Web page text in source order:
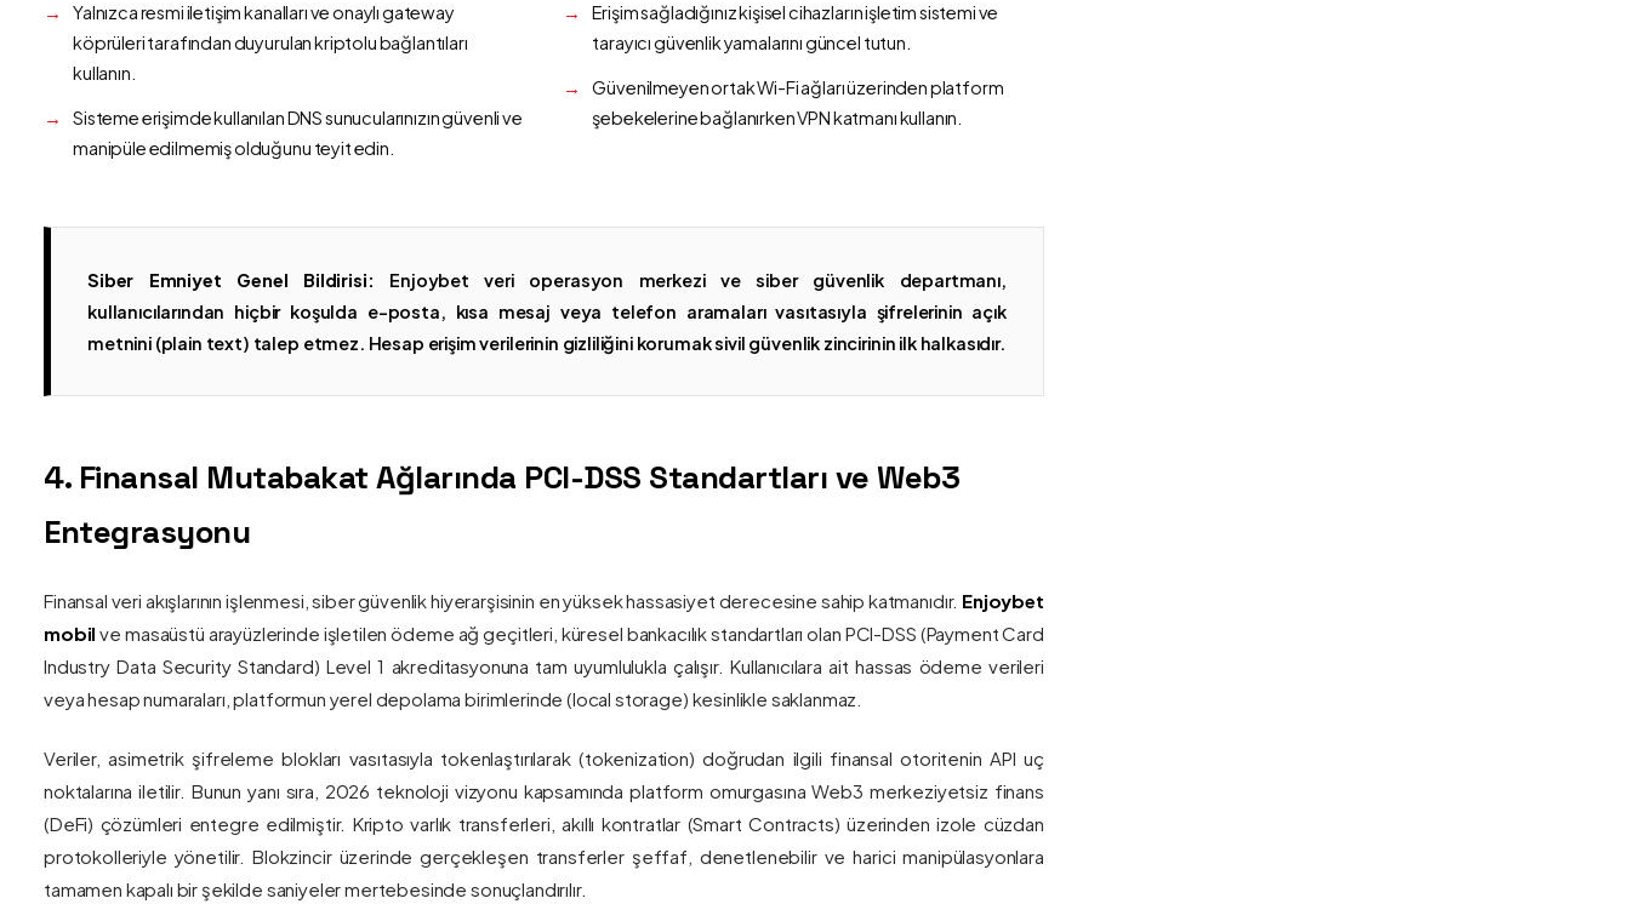
Yalnızca resmi iletişim kanalları ve onaylı gateway
köprüleri tarafından duyurulan kriptolu bağlantıları
kullanın.
Sisteme erişimde kullanılan DNS sunucularınızın güvenli ve
manipüle edilmemiş olduğunu teyit edin.
Erişim sağladığınız kişisel cihazların işletim sistemi ve
tarayıcı güvenlik yamalarını güncel tutun.
Güvenilmeyen ortak Wi-Fi ağları üzerinden platform
şebekelerine bağlanırken VPN katmanı kullanın.
Siber Emniyet Genel Bildirisi: Enjoybet veri operasyon merkezi ve siber güvenlik departmanı,
kullanıcılarından hiçbir koşulda e-posta, kısa mesaj veya telefon aramaları vasıtasıyla şifrelerinin açık
metnini (plain text) talep etmez. Hesap erişim verilerinin gizliliğini korumak sivil güvenlik zincirinin ilk halkasıdır.
4. Finansal Mutabakat Ağlarında PCI-DSS Standartları ve Web3
Entegrasyonu
Finansal veri akışlarının işlenmesi, siber güvenlik hiyerarşisinin en yüksek hassasiyet derecesine sahip katmanıdır. Enjoybet
mobil ve masaüstü arayüzlerinde işletilen ödeme ağ geçitleri, küresel bankacılık standartları olan PCI-DSS (Payment Card
Industry Data Security Standard) Level 1 akreditasyonuna tam uyumlulukla çalışır. Kullanıcılara ait hassas ödeme verileri
veya hesap numaraları, platformun yerel depolama birimlerinde (local storage) kesinlikle saklanmaz.
Veriler, asimetrik şifreleme blokları vasıtasıyla tokenlaştırılarak (tokenization) doğrudan ilgili finansal otoritenin API uç
noktalarına iletilir. Bunun yanı sıra, 2026 teknoloji vizyonu kapsamında platform omurgasına Web3 merkeziyetsiz finans
(DeFi) çözümleri entegre edilmiştir. Kripto varlık transferleri, akıllı kontratlar (Smart Contracts) üzerinden izole cüzdan
protokolleriyle yönetilir. Blokzincir üzerinde gerçekleşen transferler şeffaf, denetlenebilir ve harici manipülasyonlara
tamamen kapalı bir şekilde saniyeler mertebesinde sonuçlandırılır.